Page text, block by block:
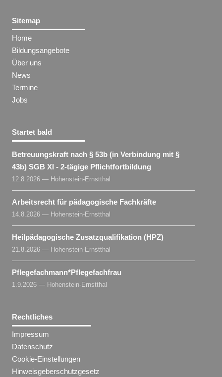
Sitemap
Home
Bildungsangebote
Über uns
News
Termine
Jobs
Startet bald
Betreuungskraft nach § 53b (in Verbindung mit §
43b) SGB XI - 2-tägige Pflichtfortbildung
12.8.2026 — Hohenstein-Ernstthal
Arbeitsrecht für pädagogische Fachkräfte
14.8.2026 — Hohenstein-Ernstthal
Heilpädagogische Zusatzqualifikation (HPZ)
21.8.2026 — Hohenstein-Ernstthal
Pflegefachmann​*Pflegefachfrau
1.9.2026 — Hohenstein-Ernstthal
Rechtliches
Impressum
Datenschutz
Cookie-Einstellungen
Hinweisgeberschutzgesetz